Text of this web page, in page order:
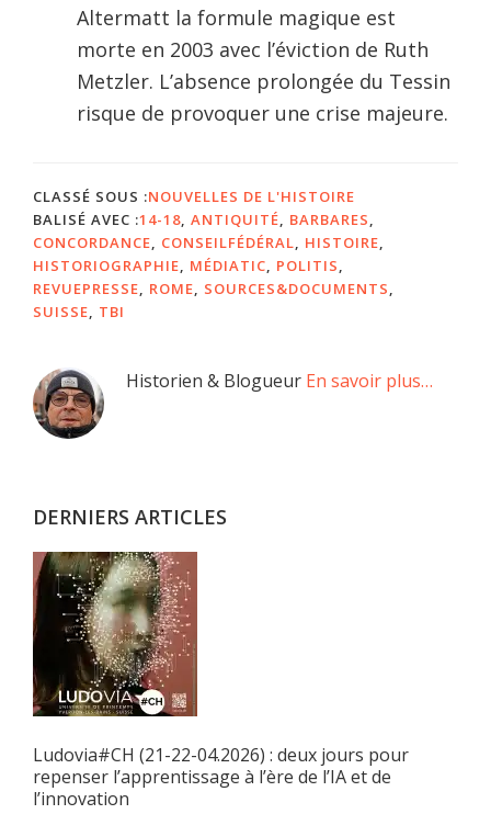
Altermatt la formule magique est
morte en 2003 avec l’éviction de Ruth
Metzler. L’absence prolongée du Tessin
risque de provoquer une crise majeure.
CLASSÉ SOUS :NOUVELLES DE L'HISTOIRE
BALISÉ AVEC :14-18 ANTIQUITÉ BARBARES
CONCORDANCE
CONSEILFÉDÉRAL HISTOIRE
HISTORIOGRAPHIE
MÉDIATIC POLITIS
REVUEPRESSE
ROME SOURCES&DOCUMENTS
SUISSE
TBI
Barre
latérale
Historien & Blogueur En savoir plus…
DERNIERS ARTICLES
Ludovia#CH (21-22-04.2026) : deux jours pour
repenser l’apprentissage à l’ère de l’IA et de
l’innovation